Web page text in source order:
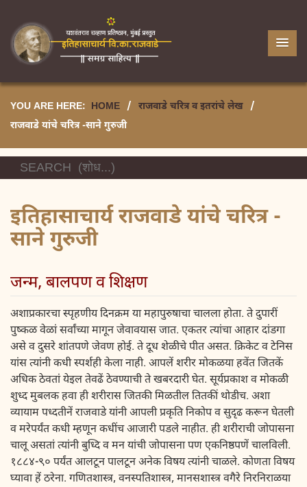
YOU ARE HERE: HOME / राजवाडे चरित्र व इतरांचे लेख /
राजवाडे यांचे चरित्र -साने गुरुजी
इतिहासाचार्य राजवाडे यांचे चरित्र -
साने गुरुजी
जन्म, बालपण व शिक्षण
अशाप्रकारचा स्पृहणीय दिनक्रम या महापुरुषाचा चालला होता. ते दुपारीं
पुष्कळ वेळां सर्वांच्या मागून जेवावयास जात. एकतर त्यांचा आहार दांडगा
असे व दुसरे शांतपणे जेवण होई. ते दूध शेळीचे पीत असत. क्रिकेट व टेनिस
यांस त्यांनी कधी स्पर्शही केला नाही. आपलें शरीर मोकळया हवेंत जितकें
अधिक ठेवतां येइल तेवढें ठेवण्याची ते खबरदारी घेत. सूर्यप्रकाश व मोकळी
शुध्द मुबलक हवा ही शरीरास जितकी मिळतील तितकीं थोडीच. अशा
व्यायाम पध्दतीनें राजवाडे यांनी आपली प्रकृति निकोप व सुदृढ करून घेतली
व मरेपर्यंत कधी म्हणून कधींच आजारी पडले नाहीत. ही शरीराची जोपासना
चालू असतां त्यांनी बुध्दि व मन यांची जोपासना पण एकनिष्ठपणें चालविली.
१८८४-९० पर्यंत आलटून पालटून अनेक विषय त्यांनी चाळले. कोणता विषय
घ्यावा हें ठरेना. गणितशास्त्र, वनस्पतिशास्त्र, मानसशास्त्र वगैरे निरनिराळया